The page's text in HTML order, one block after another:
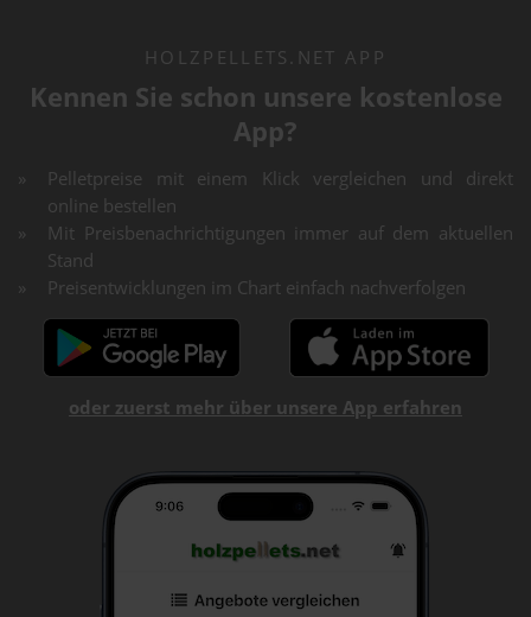
HOLZPELLETS.NET APP
Kennen Sie schon unsere kostenlose
App?
Pelletpreise mit einem Klick vergleichen und direkt
online bestellen
Mit Preisbenachrichtigungen immer auf dem aktuellen
Stand
Preisentwicklungen im Chart einfach nachverfolgen
oder zuerst mehr über unsere App erfahren